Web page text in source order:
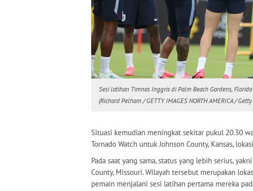
Sesi latihan Timnas Inggris di Palm Beach Gardens,
(Richard Pelham / GETTY IMAGES NORTH AMERICA /
Situasi kemudian meningkat sekitar pukul 20.30
Tornado Watch untuk Johnson County, Kansas,
Pada saat yang sama, status yang lebih serius,
County, Missouri. Wilayah tersebut merupakan
pemain menjalani sesi latihan pertama mereka